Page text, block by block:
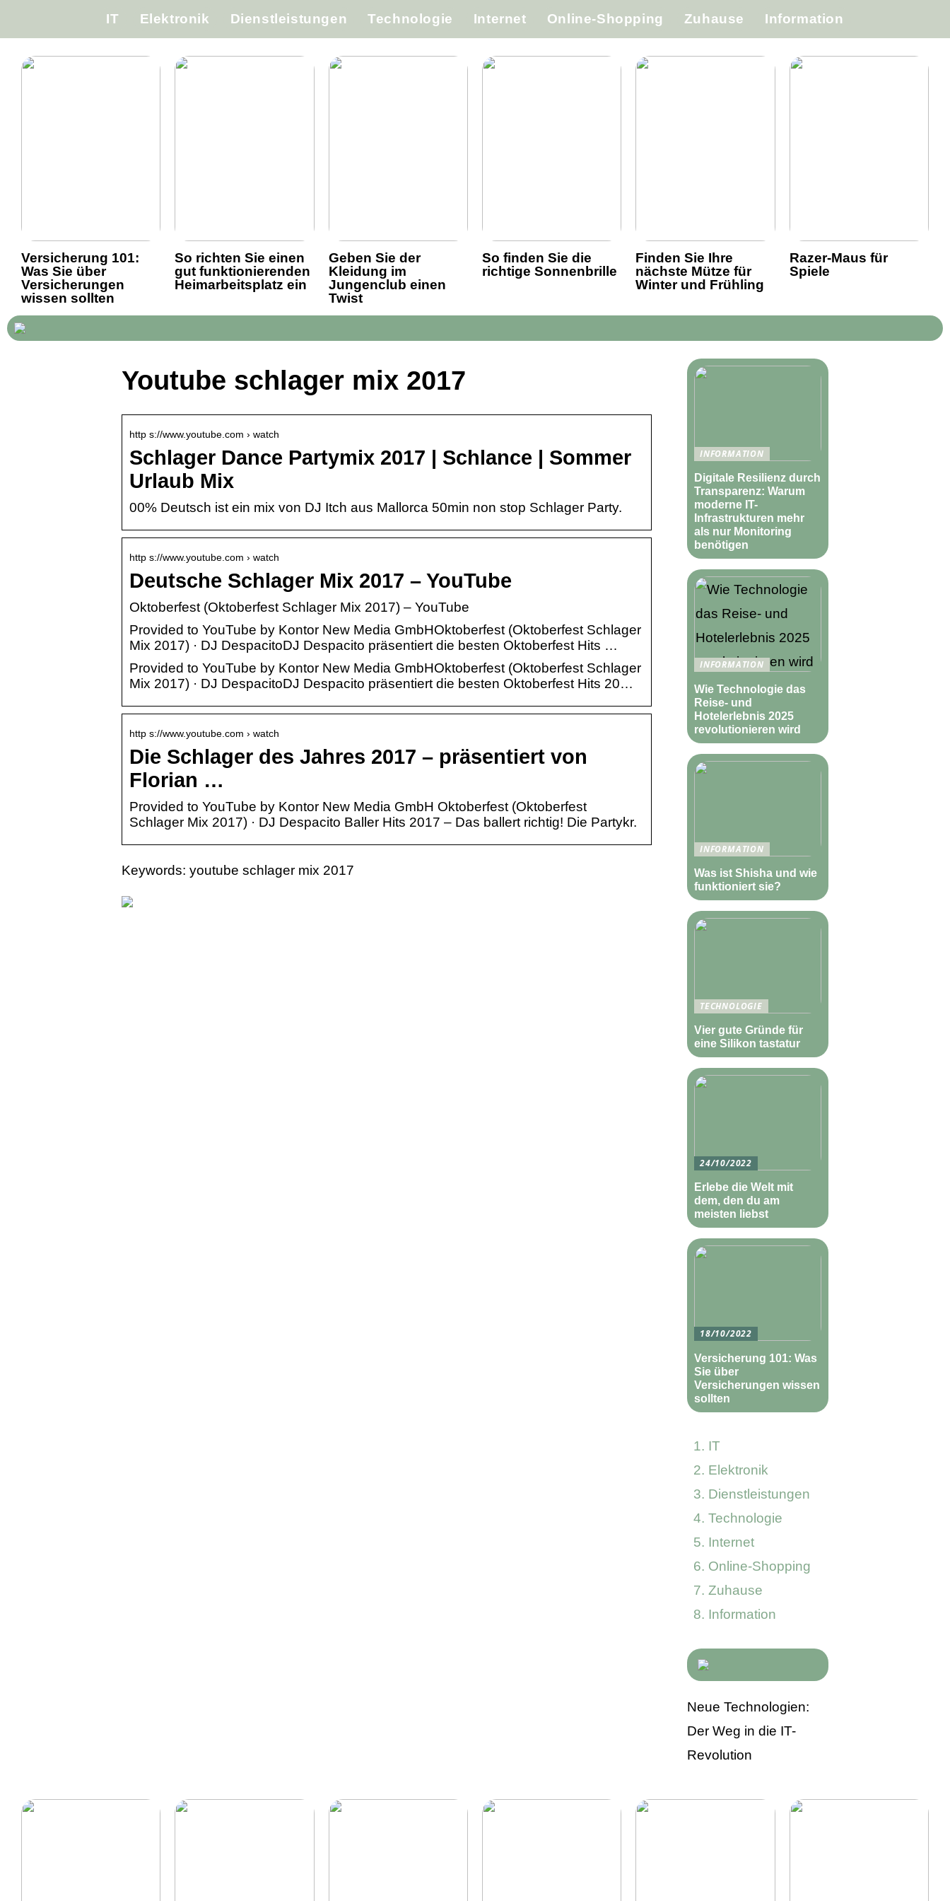
IT Elektronik Dienstleistungen Technologie Internet Online-Shopping Zuhause Information
Versicherung 101:
Was Sie über
Versicherungen
wissen sollten
So richten Sie einen
gut funktionierenden
Heimarbeitsplatz ein
Geben Sie der
Kleidung im
Jungenclub einen
Twist
So finden Sie die
richtige Sonnenbrille
Finden Sie Ihre
nächste Mütze für
Winter und Frühling
Razer-Maus für
Spiele
Youtube schlager mix 2017
http s://www.youtube.com › watch
Schlager Dance Partymix 2017 | Schlance | Sommer
Urlaub Mix
00% Deutsch ist ein mix von DJ Itch aus Mallorca 50min non stop Schlager Party.
http s://www.youtube.com › watch
Deutsche Schlager Mix 2017 – YouTube
Oktoberfest (Oktoberfest Schlager Mix 2017) – YouTube
Provided to YouTube by Kontor New Media GmbHOktoberfest (Oktoberfest Schlager
Mix 2017) · DJ DespacitoDJ Despacito präsentiert die besten Oktoberfest Hits …
Provided to YouTube by Kontor New Media GmbHOktoberfest (Oktoberfest Schlager
Mix 2017) · DJ DespacitoDJ Despacito präsentiert die besten Oktoberfest Hits 20…
http s://www.youtube.com › watch
Die Schlager des Jahres 2017 – präsentiert von
Florian …
Provided to YouTube by Kontor New Media GmbH Oktoberfest (Oktoberfest
Schlager Mix 2017) · DJ Despacito Baller Hits 2017 – Das ballert richtig! Die Partykr.
Keywords: youtube schlager mix 2017
INFORMATION
Digitale Resilienz durch
Transparenz: Warum
moderne IT-
Infrastrukturen mehr
als nur Monitoring
benötigen
INFORMATION
Wie Technologie das
Reise- und
Hotelerlebnis 2025
revolutionieren wird
INFORMATION
Was ist Shisha und wie
funktioniert sie?
TECHNOLOGIE
Vier gute Gründe für
eine Silikon tastatur
24/10/2022
Erlebe die Welt mit
dem, den du am
meisten liebst
18/10/2022
Versicherung 101: Was
Sie über
Versicherungen wissen
sollten
IT
Elektronik
Dienstleistungen
Technologie
Internet
Online-Shopping
Zuhause
Information
Neue Technologien:
Der Weg in die IT-
Revolution